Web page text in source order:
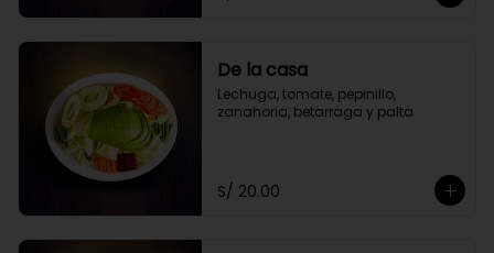
De la casa
Lechuga, tomate, pepinillo,
zanahoria, betarraga y palta
S/ 20.00